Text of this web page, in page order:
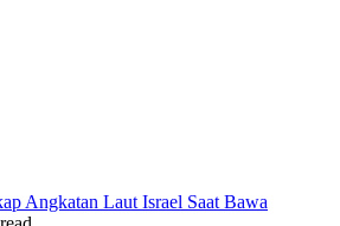
Angkatan Laut Israel Saat Bawa